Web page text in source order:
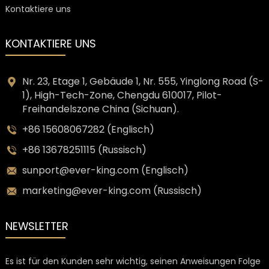
Kontaktiere uns
KONTAKTIERE UNS
Nr. 23, Etage 1, Gebäude 1, Nr. 555, Yinglong Road (S-
1), High-Tech-Zone, Chengdu 610017, Pilot-
Freihandelszone China (Sichuan).
+86 15608067282 (Englisch)
+86 13678251115 (Russisch)
sunport@ever-king.com (Englisch)
marketing@ever-king.com (Russisch)
NEWSLETTER
Es ist für den Kunden sehr wichtig, seinen Anweisungen Folge